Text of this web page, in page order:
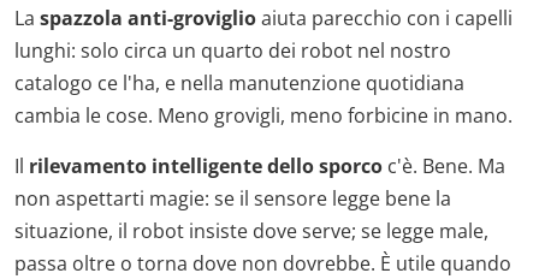
La spazzola anti-groviglioaiuta parecchio con i capelli
lunghi: solo circa un quarto dei robot nel nostro
catalogo ce l'ha, e nella manutenzione quotidiana
cambia le cose. Meno grovigli, meno forbicine in mano.
Il rilevamento intelligente dello sporco c'è. Bene. Ma
non aspettarti magie: se il sensore legge bene la
situazione, il robot insiste dove serve; se legge male,
passa oltre o torna dove non dovrebbe. È utile quando